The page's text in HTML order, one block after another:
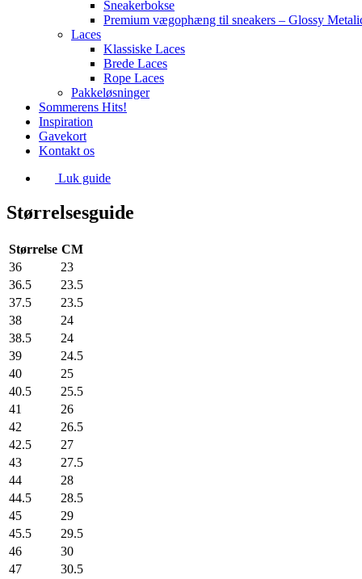
Sneakerbokse
Premium vægophæng til sneakers – Glossy
Laces
Klassiske Laces
Brede Laces
Rope Laces
Pakkeløsninger
Sommerens Hits!
Inspiration
Gavekort
Kontakt os
Luk guide
Størrelsesguide
Størrelse CM
36
23
36.5
23.5
37.5
23.5
38
24
38.5
24
39
24.5
40
25
40.5
25.5
41
26
42
26.5
42.5
27
43
27.5
44
28
44.5
28.5
45
29
45.5
29.5
46
30
47
30.5